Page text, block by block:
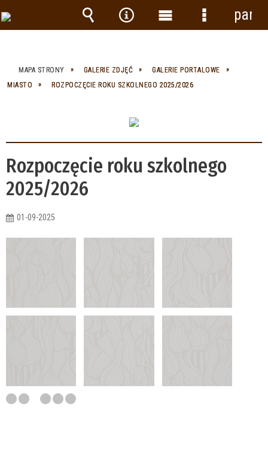
MAPA STRONY GALERIE ZDJĘĆ
GALERIE PORTALOWE
MIASTO
ROZPOCZĘCIE ROKU SZKOLNEGO 2025/2026
Rozpoczęcie roku szkolnego
2025/2026
01-09-2025
Wyszukiwarka
Narzędzia
Menu Menu
panel